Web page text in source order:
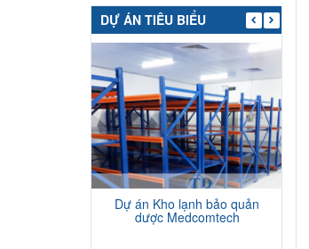
DỰ ÁN TIÊU BIỂU
Dự án Kho lạnh bảo quản
dược Medcomtech